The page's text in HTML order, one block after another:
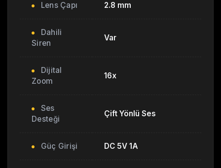
Lens Çapı 2.8 mm
Dahili
Siren
Var
Dijital
Zoom
16x
Ses
Desteği
Çift Yönlü Ses
Güç Girişi DC 5V 1A